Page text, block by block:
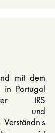
mit dem
Portugal
IRS
und